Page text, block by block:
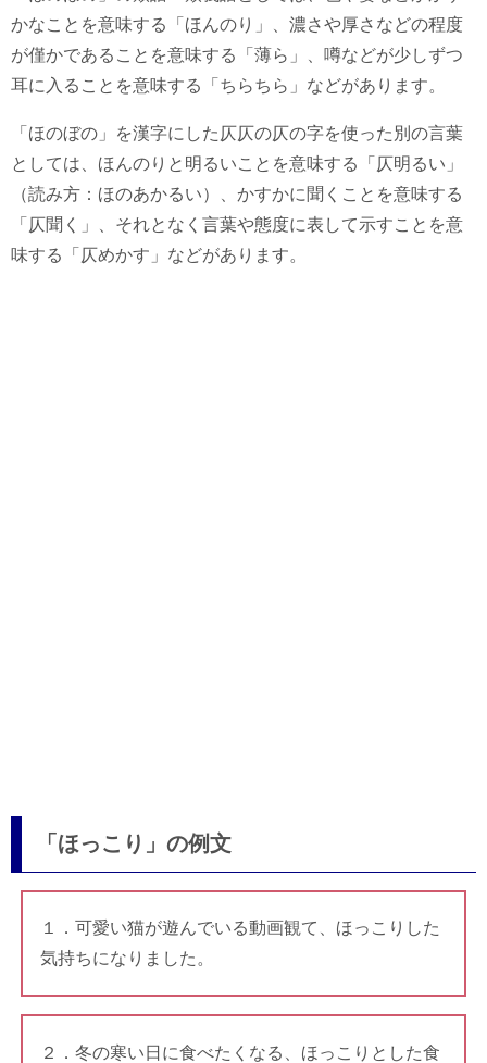
かなことを意味する「ほんのり」、濃さや厚さなどの程度
が僅かであることを意味する「薄ら」、噂などが少しずつ
耳に入ることを意味する「ちらちら」などがあります。
「ほのぼの」を漢字にした仄仄の仄の字を使った別の言葉
としては、ほんのりと明るいことを意味する「仄明るい」
（読み方：ほのあかるい）、かすかに聞くことを意味する
「仄聞く」、それとなく言葉や態度に表して示すことを意
味する「仄めかす」などがあります。
「ほっこり」の例文
１．可愛い猫が遊んでいる動画観て、ほっこりした
気持ちになりました。
２．冬の寒い日に食べたくなる、ほっこりとした食